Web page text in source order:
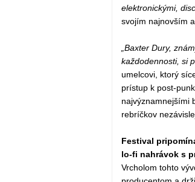
elektronickými,
svojím najnovším
„Baxter Dury,
každodennosti, si
umelcovi, ktorý
prístup k post-
najvýznamnejšími
rebríčkov
Festival
lo-fi nahrávok s
Vrcholom tohto